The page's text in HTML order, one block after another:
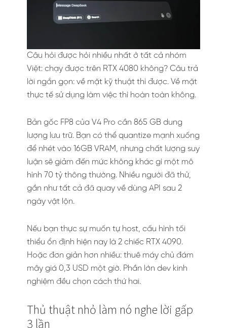
Câu hỏi được hỏi nhiều nhất ở tất cả nhóm
Việt: chạy được trên RTX 4080 không? Câu trả
lời ngắn gọn: về mặt kỹ thuật thì được. Về mặt
thực tế sử dụng làm việc thì hoàn toàn không.
Bản gốc FP8 của V4 Pro cần 865 GB dung
lượng lưu trữ. Bạn có thể quantize mạnh xuống
để nhét vào 16GB VRAM, nhưng chất lượng suy
luận sẽ giảm đến mức không khác gì một mô
hình 70 tỷ thông thường. Nhiều người đã thử,
gần như tất cả đã quay về dùng API sau 2
ngày vật lộn.
Nếu bạn thực sự muốn tự host, cấu hình tối
thiểu ổn định hiện nay là 2 chiếc RTX 4090.
Hoặc đơn giản hơn nhiều: thuê máy chủ đám
mây giá 0,3 USD một giờ. Phần lớn dev kinh
nghiệm đều chọn cách thứ hai.
Thủ thuật nhỏ làm nó nghe lời gấp
3 lần